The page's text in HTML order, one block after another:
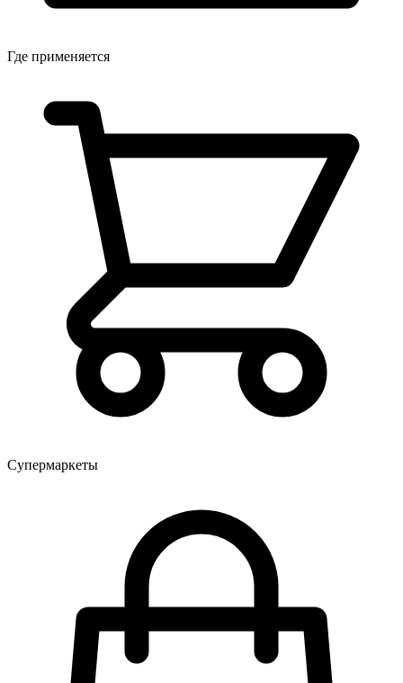
Где применяется
Супермаркеты